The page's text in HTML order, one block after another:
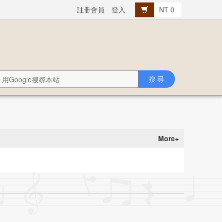
註冊會員 登入 NT 0
More+